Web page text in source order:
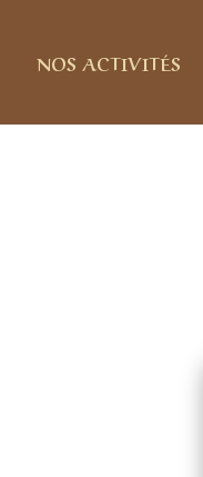
NOS ACTIVITÉS